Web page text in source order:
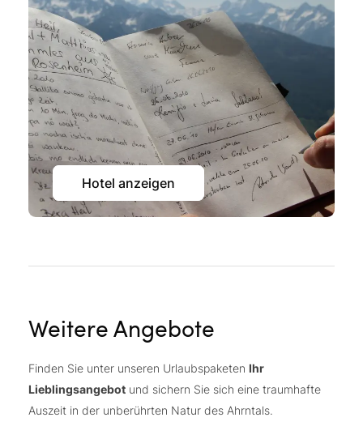
Hotel anzeigen
Weitere Angebote
Finden Sie unter unseren Urlaubspaketen Ihr
Lieblingsangebot und sichern Sie sich eine traumhafte
Auszeit in der unberührten Natur des Ahrntals.